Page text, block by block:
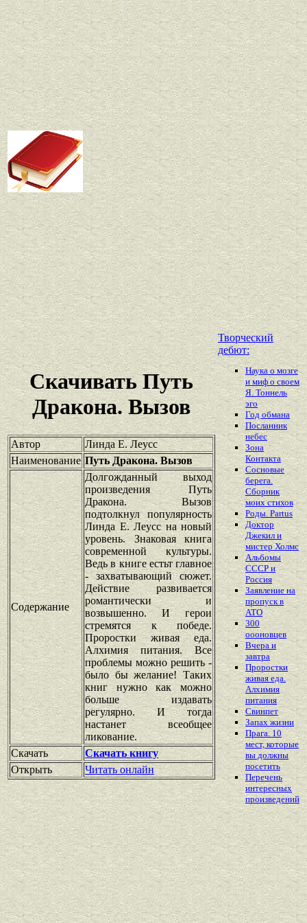
Скачивать Путь
Дракона. Вызов
Автор
Линда Е. Леусс
Наименование Путь Дракона. Вызов
Содержание
Долгожданный выход
произведения Путь
Дракона. Вызов
подтолкнул популярность
Линда Е. Леусс на новый
уровень. Знаковая книга
современной культуры.
Ведь в книге естьт главное
- захватывающий сюжет.
Действие развивается
романтически и
возвышенно. И герои
стремятся к победе.
Проростки живая еда.
Алхимия питания. Все
проблемы можно решить -
было бы желание! Таких
книг нужно как можно
больше издавать
регулярно. И тогда
настанет всеобщее
ликование.
Скачать
Скачать книгу
Открыть
Читать онлайн
Творческий
дебют:
Наука о мозге
и миф о своем
Я. Тоннель
эго
Год обмана
Посланник
небес
Зона
Контакта
Сосновые
берега.
Сборник
моих стихов
Роды. Partus
Доктор
Джекил и
мистер Холмс
Альбомы
СССР и
Россия
Заявление на
пропуск в
АТО
300
оооновцев
Вчера и
завтра
Проростки
живая еда.
Алхимия
питания
Свинпет
Запах жизни
Прага. 10
мест, которые
вы должны
посетить
Перечень
интересных
произведений